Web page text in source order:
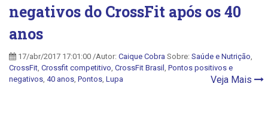
negativos do CrossFit após os 40
anos
17/abr/2017 17:01:00 /Autor: Caique Cobra Sobre: Saúde e Nutrição
CrossFit Crossfit competitivo CrossFit Brasil Pontos positivos e
negativos 40 anos Pontos Lupa Veja Mais